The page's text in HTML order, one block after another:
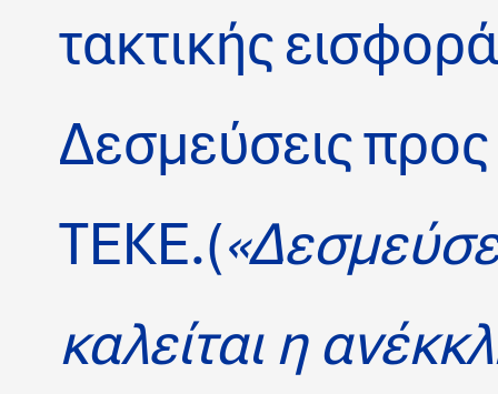
τακτικής
Δεσμεύσεις
ΤΕΚΕ.(
καλείται η